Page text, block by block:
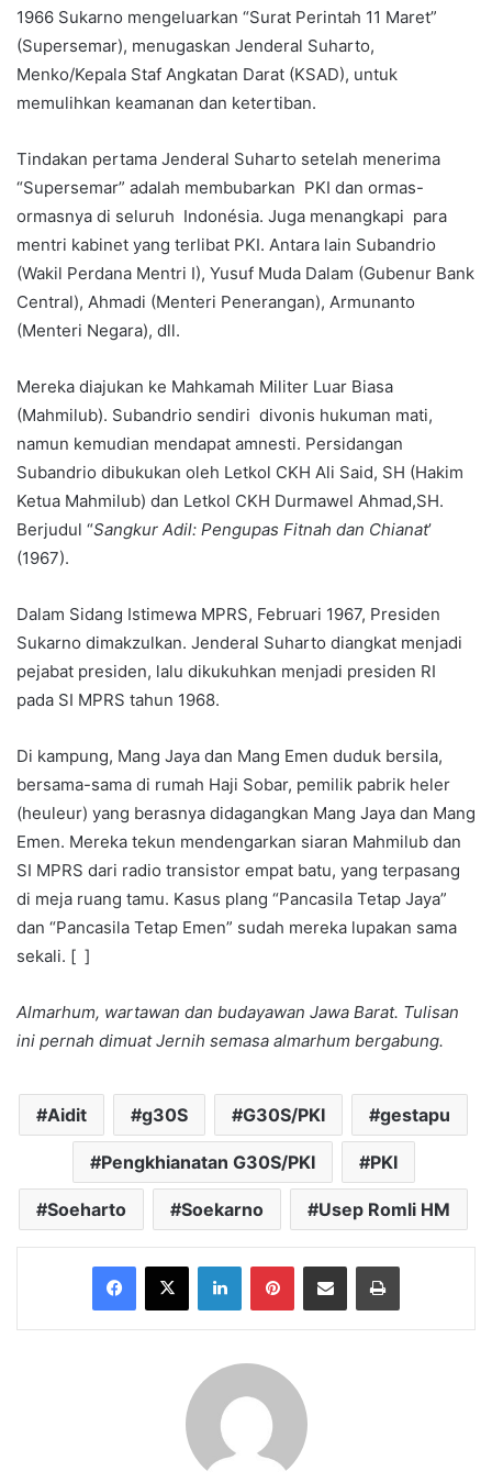
1966 Sukarno mengeluarkan “Surat Perintah 11 Maret”
(Supersemar), menugaskan Jenderal Suharto,
Menko/Kepala Staf Angkatan Darat (KSAD), untuk
memulihkan keamanan dan ketertiban.
Tindakan pertama Jenderal Suharto setelah menerima
“Supersemar” adalah membubarkan PKI dan ormas-
ormasnya di seluruh Indonésia. Juga menangkapi para
mentri kabinet yang terlibat PKI. Antara lain Subandrio
(Wakil Perdana Mentri I), Yusuf Muda Dalam (Gubenur Bank
Central), Ahmadi (Menteri Penerangan), Armunanto
(Menteri Negara), dll.
Mereka diajukan ke Mahkamah Militer Luar Biasa
(Mahmilub). Subandrio sendiri divonis hukuman mati,
namun kemudian mendapat amnesti. Persidangan
Subandrio dibukukan oleh Letkol CKH Ali Said, SH (Hakim
Ketua Mahmilub) dan Letkol CKH Durmawel Ahmad,SH.
Berjudul “Sangkur Adil: Pengupas Fitnah dan Chianat’
(1967).
Dalam Sidang Istimewa MPRS, Februari 1967, Presiden
Sukarno dimakzulkan. Jenderal Suharto diangkat menjadi
pejabat presiden, lalu dikukuhkan menjadi presiden RI
pada SI MPRS tahun 1968.
Di kampung, Mang Jaya dan Mang Emen duduk bersila,
bersama-sama di rumah Haji Sobar, pemilik pabrik heler
(heuleur) yang berasnya didagangkan Mang Jaya dan Mang
Emen. Mereka tekun mendengarkan siaran Mahmilub dan
SI MPRS dari radio transistor empat batu, yang terpasang
di meja ruang tamu. Kasus plang “Pancasila Tetap Jaya”
dan “Pancasila Tetap Emen” sudah mereka lupakan sama
sekali. [ ]
Almarhum, wartawan dan budayawan Jawa Barat. Tulisan
ini pernah dimuat Jernih semasa almarhum bergabung.
Aidit g30S G30S/PKI gestapu
Pengkhianatan G30S/PKI PKI
Soeharto Soekarno Usep Romli HM
Facebook
X LinkedInPinterestShare via Email Print